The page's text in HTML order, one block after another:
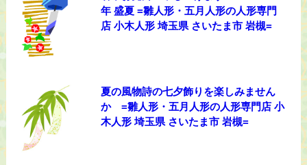
年 盛夏 =雛人形・五月人形の人形専門
店 小木人形 埼玉県 さいたま市 岩槻=
夏の風物詩の七夕飾りを楽しみません
か =雛人形・五月人形の人形専門店 小
木人形 埼玉県 さいたま市 岩槻=